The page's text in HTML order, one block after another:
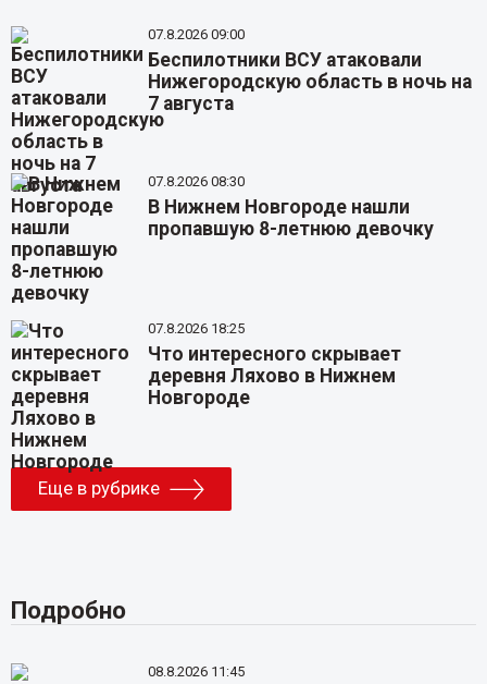
07.8.2026 09:00
Беспилотники ВСУ атаковали
Нижегородскую область в ночь на
7 августа
07.8.2026 08:30
В Нижнем Новгороде нашли
пропавшую 8-летнюю девочку
07.8.2026 18:25
Что интересного скрывает
деревня Ляхово в Нижнем
Новгороде
Еще в рубрике
Подробно
08.8.2026 11:45